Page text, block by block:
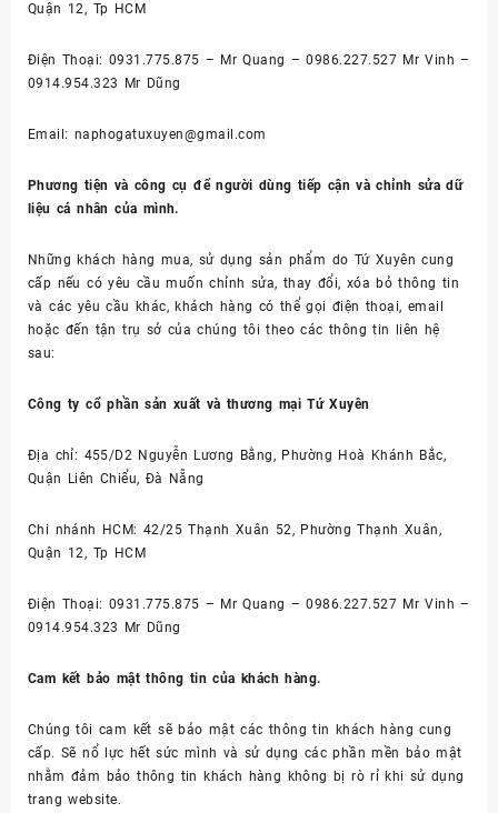
Quận 12, Tp HCM
Điện Thoại: 0931.775.875 – Mr Quang – 0986.227.527 Mr Vinh –
0914.954.323 Mr Dũng
Email: naphogatuxuyen@gmail.com
Phương tiện và công cụ để người dùng tiếp cận và chỉnh sửa dữ
liệu cá nhân của mình.
Những khách hàng mua, sử dụng sản phẩm do Tứ Xuyên cung
cấp nếu có yêu cầu muốn chỉnh sửa, thay đổi, xóa bỏ thông tin
và các yêu cầu khác, khách hàng có thể gọi điện thoại, email
hoặc đến tận trụ sở của chúng tôi theo các thông tin liên hệ
sau:
Công ty cổ phần sản xuất và thương mại Tứ Xuyên
Địa chỉ: 455/D2 Nguyễn Lương Bằng, Phường Hoà Khánh Bắc,
Quận Liên Chiểu, Đà Nẵng
Chi nhánh HCM: 42/25 Thạnh Xuân 52, Phường Thạnh Xuân,
Quận 12, Tp HCM
Điện Thoại: 0931.775.875 – Mr Quang – 0986.227.527 Mr Vinh –
0914.954.323 Mr Dũng
Cam kết bảo mật thông tin của khách hàng.
Chúng tôi cam kết sẽ bảo mật các thông tin khách hàng cung
cấp. Sẽ nổ lực hết sức mình và sử dụng các phần mền bảo mật
nhằm đảm bảo thông tin khách hàng không bị rò rỉ khi sử dụng
trang website.